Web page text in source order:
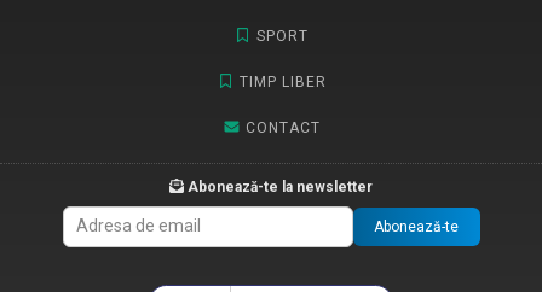
SPORT
TIMP LIBER
CONTACT
Abonează-te la newsletter
Abonează-te